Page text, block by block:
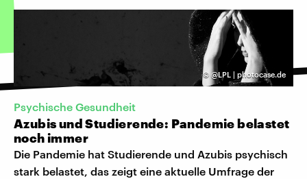
© @LPL | photocase.de
Psychische Gesundheit
Azubis und Studierende: Pandemie belastet
noch immer
Die Pandemie hat Studierende und Azubis psychisch
stark belastet, das zeigt eine aktuelle Umfrage der